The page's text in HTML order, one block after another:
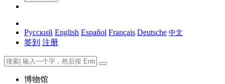
Русский English Español Français Deutsche 中文
签到 注册
博物馆